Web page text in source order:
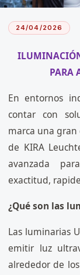
24/04/2026
PARA
En entornos
contar con
marca una gran
de KIRA
avanzada
exactitud,
¿Qué son las
Las luminarias
emitir luz
alrededor de